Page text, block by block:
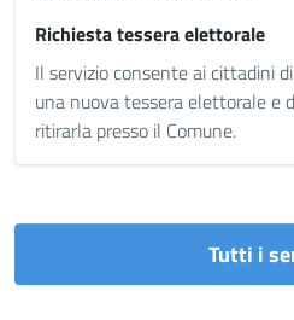
Richiesta tessera elettorale
Il servizio consente ai cittadini
una nuova tessera elettorale e
ritirarla presso il Comune.
Tutti i